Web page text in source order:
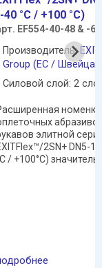
40 °C / +100 °C)
EF554-40-48 & -64
Производитель:
Group (ЕС /
Силовой слой: 2
элитной
2SN+ DN5-
/ +100°C)